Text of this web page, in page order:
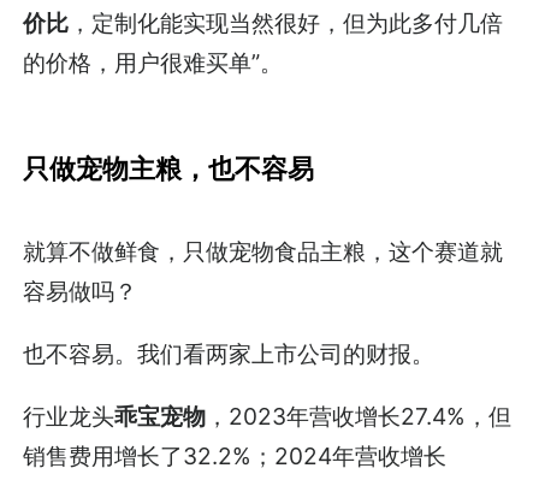
价比 ，定制化能实现当然很好，但为此多付几倍
的价格，用户很难买单”。
只做宠物主粮，也不容易
就算不做鲜食，只做宠物食品主粮，这个赛道就
容易做吗？
也不容易。我们看两家上市公司的财报。
行业龙头乖宝宠物 ，2023年营收增长27.4%，但
销售费用增长了32.2%；2024年营收增长